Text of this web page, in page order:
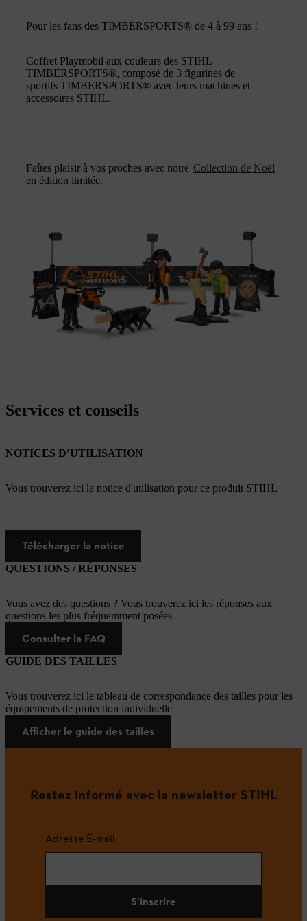
Pour les fans des TIMBERSPORTS® de 4 à 99 ans !
Coffret Playmobil aux couleurs des STIHL
TIMBERSPORTS®, composé de 3 figurines de
sportifs TIMBERSPORTS® avec leurs machines et
accessoires STIHL.
Faîtes plaisir à vos proches avec notre Collection de Noël
en édition limitée.
Services et conseils
NOTICES D’UTILISATION
Vous trouverez ici la notice d'utilisation pour ce produit STIHL
Télécharger la notice
QUESTIONS / RÉPONSES
Vous avez des questions ? Vous trouverez ici les réponses aux
questions les plus fréquemment posées
Consulter la FAQ
GUIDE DES TAILLES
Vous trouverez ici le tableau de correspondance des tailles pour les
équipements de protection individuelle
Afficher le guide des tailles
Restez informé avec la newsletter STIHL
Adresse E-mail
S'inscrire